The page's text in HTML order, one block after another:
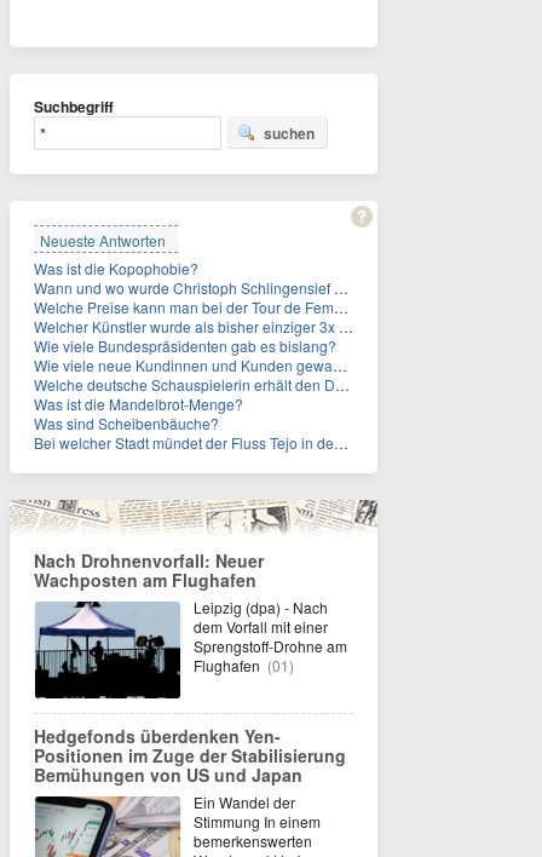
Suchbegriff
suchen
Neueste Antworten
Was ist die Kopophobie?
Wann und wo wurde Christoph Schlingensief geboren?
Welche Preise kann man bei der Tour de Femmes 2026 gewinnen?
Welcher Künstler wurde als bisher einziger 3x in die Rock and Roll Hall of Fame aufgenommen?
Wie viele Bundespräsidenten gab es bislang?
Wie viele neue Kundinnen und Kunden gewann MagentaTV allein durch die WM hinzu?
Welche deutsche Schauspielerin erhält den Deutschen Kulturpolitikpreis?
Was ist die Mandelbrot-Menge?
Was sind Scheibenbäuche?
Bei welcher Stadt mündet der Fluss Tejo in den Atlantik?
Nach Drohnenvorfall: Neuer
Wachposten am Flughafen
Leipzig (dpa) - Nach
dem Vorfall mit einer
Sprengstoff-Drohne am
Flughafen (01)
Hedgefonds überdenken Yen-
Positionen im Zuge der Stabilisierung
Bemühungen von US und Japan
Ein Wandel der
Stimmung In einem
bemerkenswerten